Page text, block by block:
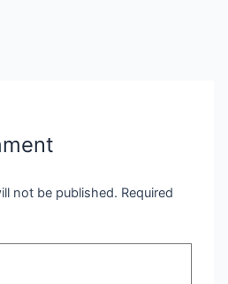
not be published. Required